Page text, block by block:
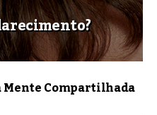
Mente Compartilhada